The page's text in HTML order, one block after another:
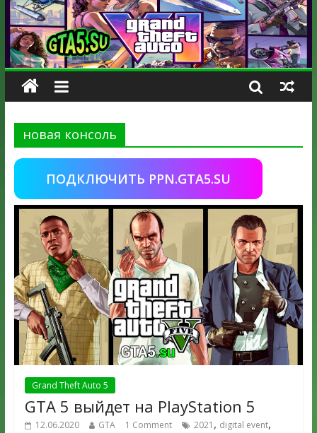
новая консоль
ПОДКЛЮЧИТЬ PPN.GTA5.SU
Grand Theft Auto 5
GTA 5 выйдет на PlayStation 5
12.06.2020 GTA 1 Comment 2021 , digital event,